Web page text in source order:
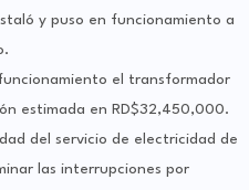
y puso en funcionamiento a
el transformador
estimada en RD$32,450,000.
del servicio de electricidad de
las interrupciones por